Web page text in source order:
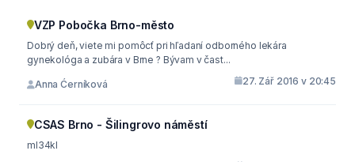
VZP Pobočka Brno-město
Dobrý deň, viete mi pomôcť pri hľadaní odborného lekára
gynekológa a zubára v Brne ? Bývam v čast...
Anna Ćerníková 27. Zář 2016 v 20:45
CSAS Brno - Šilingrovo náměstí
ml34kl